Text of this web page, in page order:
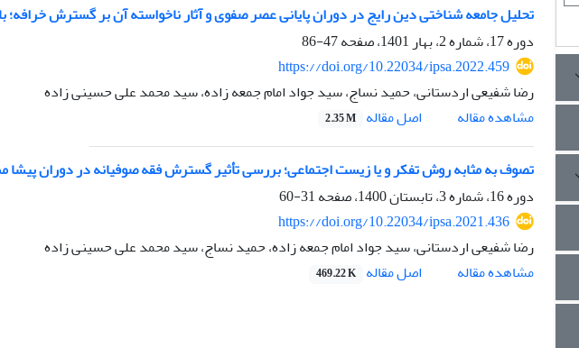
تحلیل جامعه شناختی دین رایج در دوران پایانی عصر صفوی و آثار ناخواسته آن بر گسترش خرافه؛
دوره 17، شماره 2، بهار 1401، صفحه
47-86
https://doi.org/10.22034/ipsa.2022.459
رضا شفیعی اردستانی، حمید نساج، سید جواد امام جمعه زاده، سید محمد علی حسینی زاده
مشاهده مقاله
اصل مقاله 2.35 M
تصوف به مثابه روش تفکر و یا زیست اجتماعی؛ بررسی تأثیر گسترش فقه صوفیانه در دوران پیشا
دوره 16، شماره 3، تابستان 1400، صفحه
31-60
https://doi.org/10.22034/ipsa.2021.436
رضا شفیعی اردستانی، سید جواد امام جمعه زاده، حمید نساج، سید محمد علی حسینی زاده
مشاهده مقاله
اصل مقاله 469.22 K